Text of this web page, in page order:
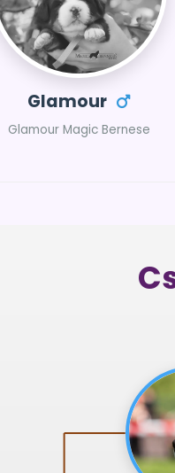
Glamour
Glamour Magic Bernese